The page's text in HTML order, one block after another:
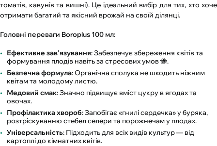
томатів, кавунів та вишні). Це ідеальний вибір для тих, хто хоче
отримати багатий та якісний врожай на своїй ділянці.
Головні переваги Boroplus 100 мл:
Ефективне зав'язування: Забезпечує збереження квітів та
формування плодів навіть за стресових умов 🐝.
Безпечна формула: Органічна сполука не шкодить ніжним
квітам та молодому листю.
Медовий смак: Значно підвищує вміст цукру в ягодах та
овочах.
Профілактика хвороб: Запобігає «гнилі сердечка» у буряка,
розтріскуванню стебел селери та порожнечам у плодах.
Універсальність: Підходить для всіх видів культур — від
картоплі до кімнатних квітів.